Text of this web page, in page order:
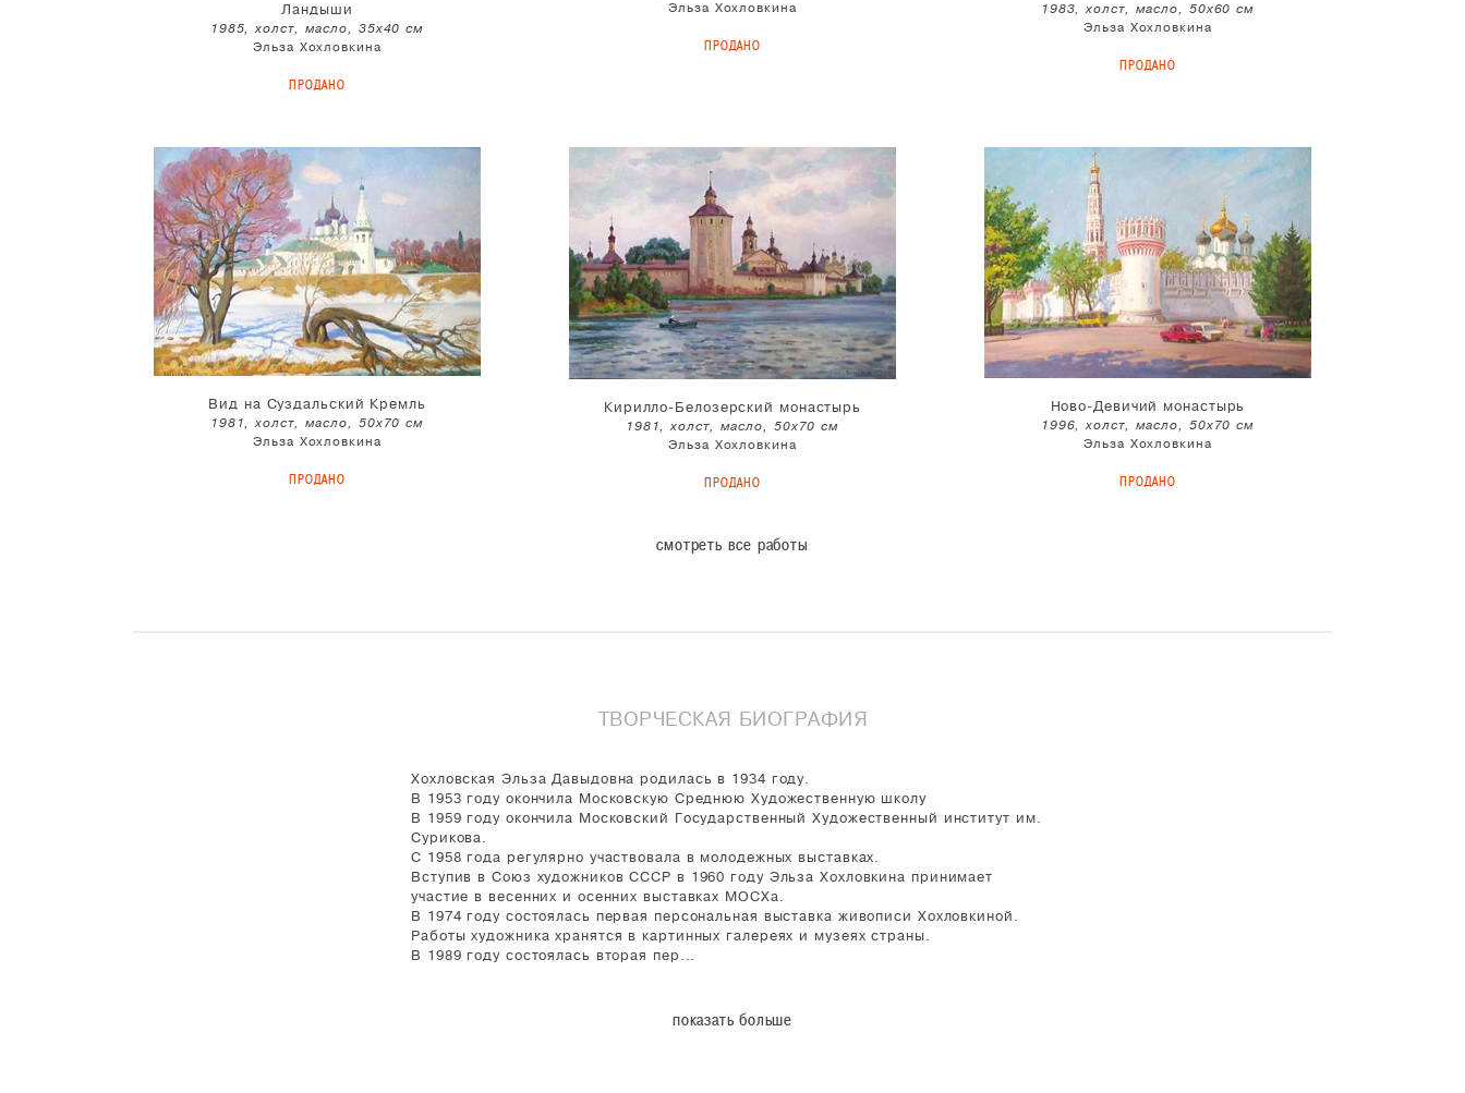
Ландыши
1985, холст, масло, 35x40 см
Эльза Хохловкина
ПРОДАНО
Эльза Хохловкина
ПРОДАНО
1983, холст, масло, 50x60 см
Эльза Хохловкина
ПРОДАНО
Вид на Суздальский Кремль
1981, холст, масло, 50x70 см
Эльза Хохловкина
ПРОДАНО
Кирилло-Белозерский монастырь
1981, холст, масло, 50x70 см
Эльза Хохловкина
ПРОДАНО
Ново-Девичий монастырь
1996, холст, масло, 50x70 см
Эльза Хохловкина
ПРОДАНО
смотреть все работы
ТВОРЧЕСКАЯ БИОГРАФИЯ
Хохловская Эльза Давыдовна родилась в 1934 году.
В 1953 году окончила Московскую Среднюю Художественную школу
В 1959 году окончила Московский Государственный Художественный институт им.
Сурикова.
С 1958 года регулярно участвовала в молодежных выставках.
Вступив в Союз художников СССР в 1960 году Эльза Хохловкина принимает
участие в весенних и осенних выставках МОСХа.
В 1974 году состоялась первая персональная выставка живописи Хохловкиной.
Работы художника хранятся в картинных галереях и музеях страны.
В 1989 году состоялась вторая пер...
показать больше